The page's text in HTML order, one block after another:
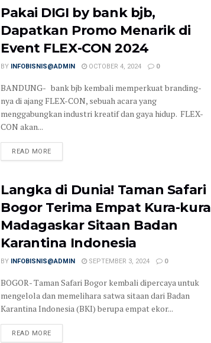
Pakai DIGI by bank bjb,
Dapatkan Promo Menarik di
Event FLEX-CON 2024
BY INFOBISNIS@ADMIN OCTOBER 4, 2024 0
BANDUNG- bank bjb kembali memperkuat branding-
nya di ajang FLEX-CON, sebuah acara yang
menggabungkan industri kreatif dan gaya hidup. FLEX-
CON akan...
READ MORE
Langka di Dunia! Taman Safari
Bogor Terima Empat Kura-kura
Madagaskar Sitaan Badan
Karantina Indonesia
BY INFOBISNIS@ADMIN SEPTEMBER 3, 2024 0
BOGOR- Taman Safari Bogor kembali dipercaya untuk
mengelola dan memelihara satwa sitaan dari Badan
Karantina Indonesia (BKI) berupa empat ekor...
READ MORE